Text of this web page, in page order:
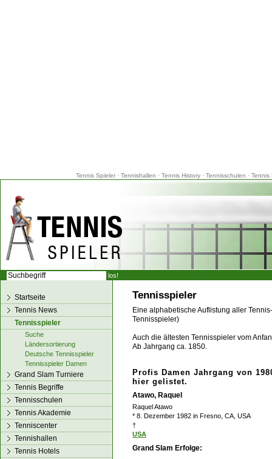
Tennis Spieler· Tennishallen · Tennis History· Tennisschulen · Tennis
Tennisspieler
Eine alphabetische Auflistung aller
Tennisspieler)
Auch die ältesten Tennisspieler vom
Ab Jahrgang ca. 1850.
Profis Damen Jahrgang von
hier gelistet.
Atawo, Raquel
Raquel Atawo
* 8. Dezember 1982 in Fresno, CA, USA
†
USA
Grand Slam Erfolge:
Startseite
Tennis News
Tennisspieler
Suche
Ländersortierung
Deutsche Tennisspieler
Tennisspieler Damen
Grand Slam Turniere
Tennis Begriffe
Tennisschulen
Tennis Akademie
Tenniscenter
Tennishallen
Tennis Hotels
los!